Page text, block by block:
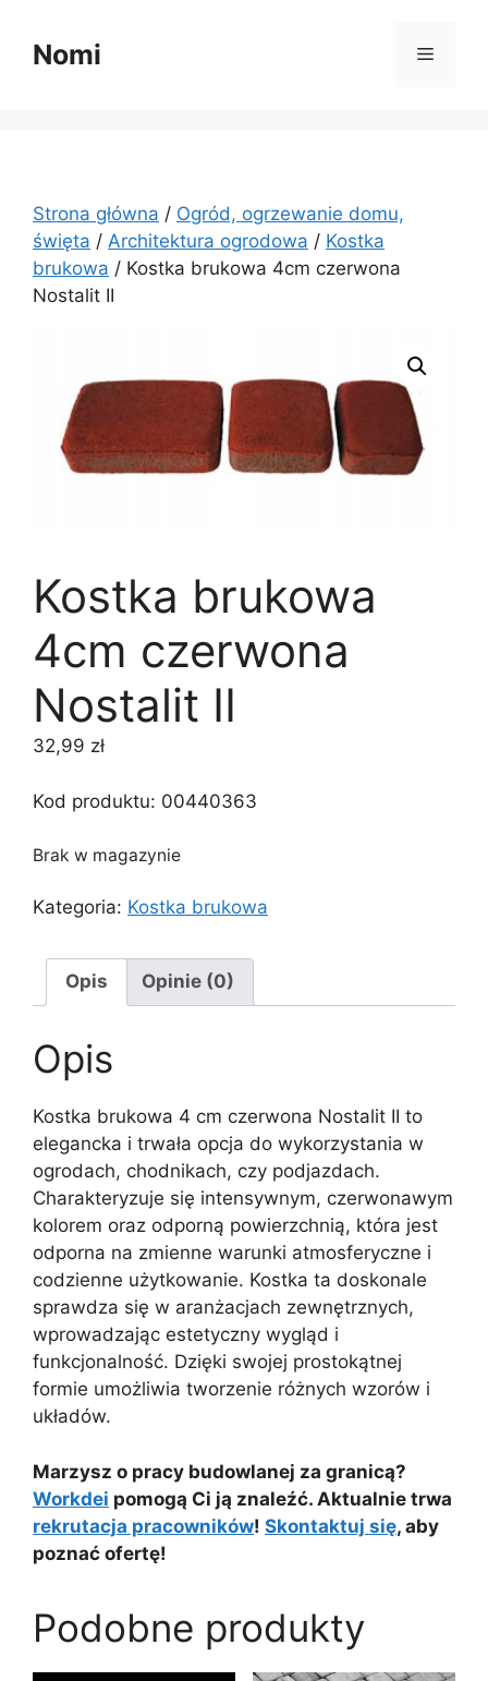
treściNomi Menu
Strona główna / Ogród, ogrzewanie domu,
święta / Architektura ogrodowa / Kostka
brukowa / Kostka brukowa 4cm czerwona
Nostalit II
Kostka brukowa
4cm czerwona
Nostalit II
32,99 zł
Kod produktu: 00440363
Brak w magazynie
Kategoria: Kostka brukowa
Opis Opinie (0)
Opis
Kostka brukowa 4 cm czerwona Nostalit II to
elegancka i trwała opcja do wykorzystania w
ogrodach, chodnikach, czy podjazdach.
Charakteryzuje się intensywnym, czerwonawym
kolorem oraz odporną powierzchnią, która jest
odporna na zmienne warunki atmosferyczne i
codzienne użytkowanie. Kostka ta doskonale
sprawdza się w aranżacjach zewnętrznych,
wprowadzając estetyczny wygląd i
funkcjonalność. Dzięki swojej prostokątnej
formie umożliwia tworzenie różnych wzorów i
układów.
Marzysz o pracy budowlanej za granicą?
Workdei pomogą Ci ją znaleźć. Aktualnie trwa
rekrutacja pracowników! Skontaktuj się, aby
poznać ofertę!
Podobne produkty